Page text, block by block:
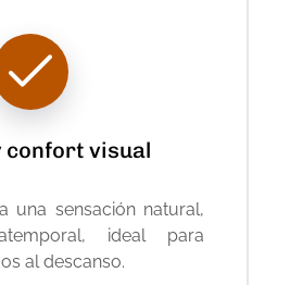
confort visual
una sensación natural,
ideal para
al descanso.